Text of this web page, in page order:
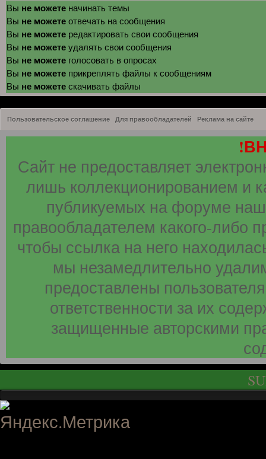
Вы не можете начинать темы
Вы не можете отвечать на сообщения
Вы не можете редактировать свои сообщения
Вы не можете удалять свои сообщения
Вы не можете голосовать в опросах
Вы не можете прикреплять файлы к сообщениям
Вы не можете скачивать файлы
Пользовательское соглашение Для правообладателей Реклама на сайте
Сайт не предоставляет
лишь коллекционированием и
публикуемых на форуме
правообладателем какого-либо
чтобы ссылка на него
мы незамедлительно
предоставлены
ответственности за их
защищенные авторскими